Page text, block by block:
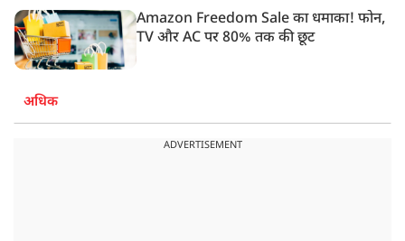
Amazon Freedom Sale का धमाका! फोन,
TV और AC पर 80% तक की छूट
अधिक
ADVERTISEMENT